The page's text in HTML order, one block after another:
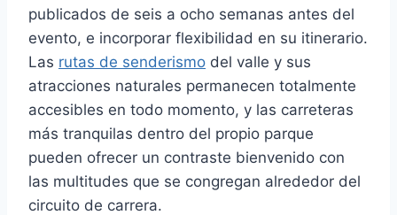
publicados de seis a ocho semanas antes del
evento, e incorporar flexibilidad en su itinerario.
Las rutas de senderismo del valle y sus
atracciones naturales permanecen totalmente
accesibles en todo momento, y las carreteras
más tranquilas dentro del propio parque
pueden ofrecer un contraste bienvenido con
las multitudes que se congregan alrededor del
circuito de carrera.